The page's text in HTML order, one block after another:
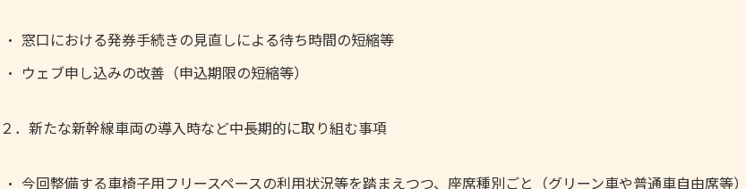
窓口における発券手続きの見直しによる待ち時間の短縮等
ウェブ申し込みの改善（申込期限の短縮等）
２．新たな新幹線車両の導入時など中長期的に取り組む事項
今回整備する車椅子用フリースペースの利用状況等を踏まえつつ、座席種別ごと（グリーン車や普通車自由席等